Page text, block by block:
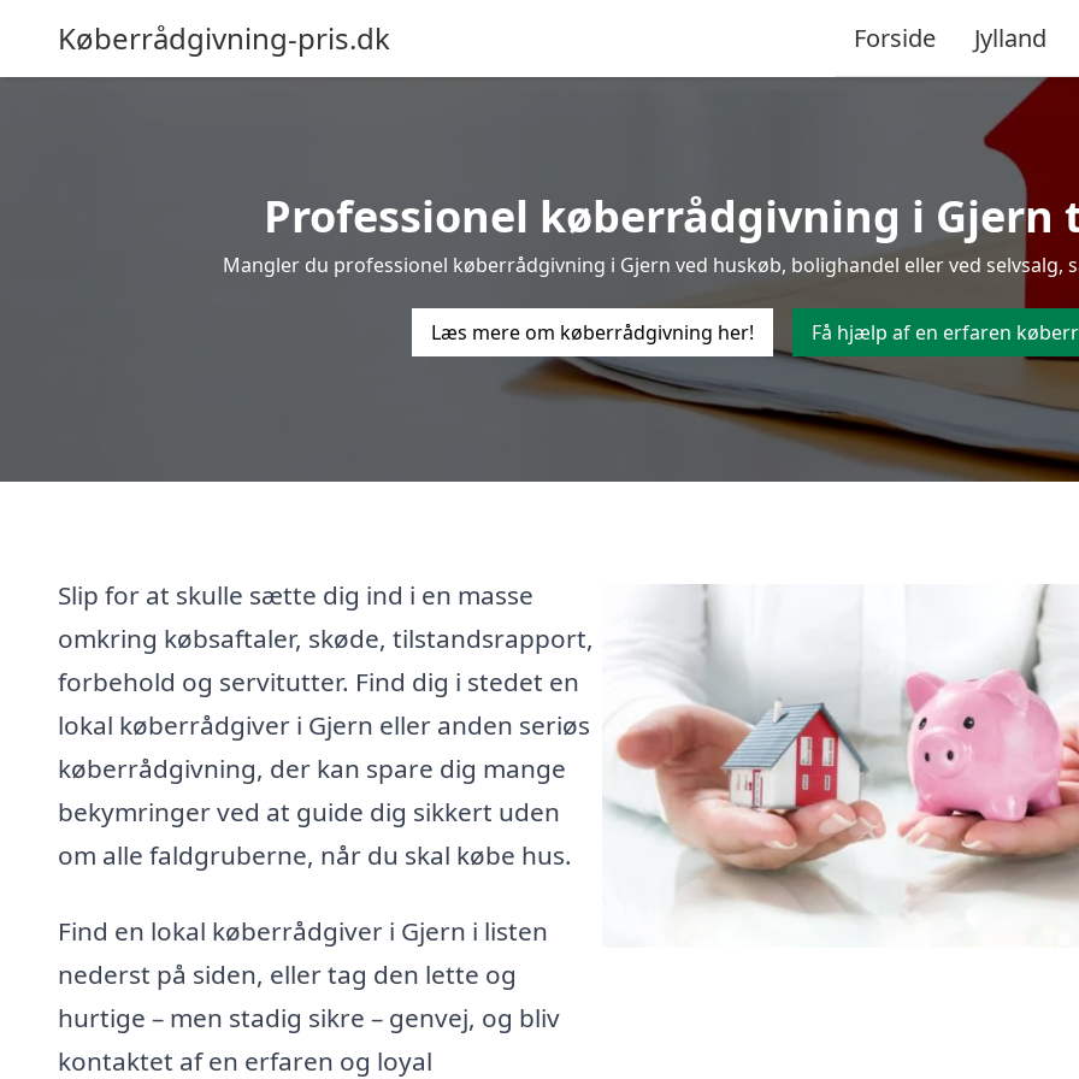
Køberrådgivning-pris.dk Forside Jylland
Professionel køberrådgivning i
Mangler du professionel køberrådgivning i Gjern ved huskøb, bolighandel eller ved selvsalg,
Læs mere om køberrådgivning her! Få hjælp af en erfaren
Slip for at skulle sætte dig ind i en masse
omkring købsaftaler, skøde, tilstandsrapport,
forbehold og servitutter. Find dig i stedet en
lokal køberrådgiver i Gjern eller anden seriøs
køberrådgivning, der kan spare dig mange
bekymringer ved at guide dig sikkert uden
om alle faldgruberne, når du skal købe hus.
Find en lokal køberrådgiver i Gjern i listen
nederst på siden, eller tag den lette og
hurtige – men stadig sikre – genvej, og bliv
kontaktet af en erfaren og loyal